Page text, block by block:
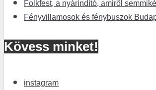
Folkfest, a nyárindító, amiről
Fényvillamosok és fénybuszok
Kövess minket!
instagram